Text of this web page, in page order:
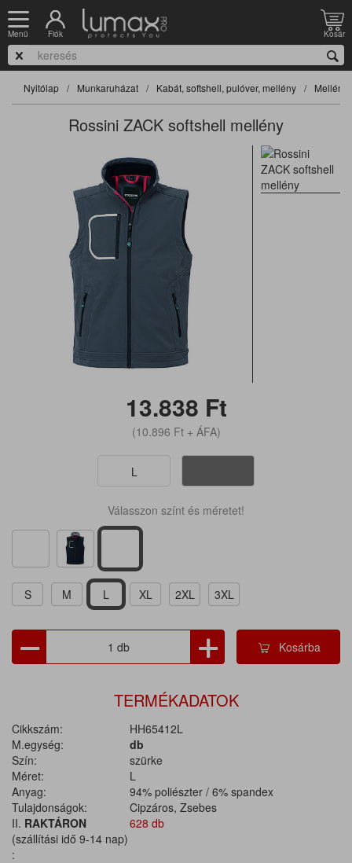
Menü Fiók Kosár
Nyitólap Munkaruházat Kabát, softshell, pulóver, mellény Mellény
Rossini ZACK softshell mellény
13.838 Ft
(10.896 Ft+ ÁFA)
L
Válasszon színt és méretet!
S M L XL 2XL 3XL
Kosárba
TERMÉKADATOK
Cikkszám:
HH65412L
M.egység:
db
Szín:
szürke
Méret:
L
Anyag:
94% poliészter / 6% spandex
Tulajdonságok:
Cipzáros, Zsebes
II. RAKTÁRON
(szállítási idő 9-14 nap)
:
628 db